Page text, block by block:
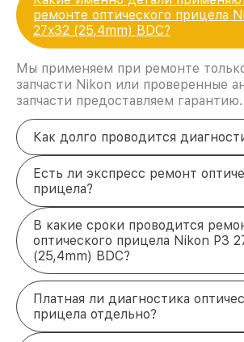
ремонте оптического прицела
27x32 (25,4mm) BDC?
Мы применяем при ремонте
запчасти Nikon или проверенные
запчасти предоставляем гарантию.
Как долго проводится
Есть ли экспресс ремонт
прицела?
В какие сроки проводится
оптического прицела Nikon P3
(25,4mm) BDC?
Платная ли диагностика
прицела отдельно?